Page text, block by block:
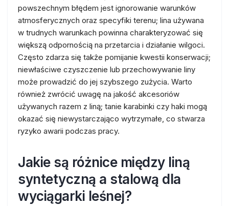
powszechnym błędem jest ignorowanie warunków
atmosferycznych oraz specyfiki terenu; lina używana
w trudnych warunkach powinna charakteryzować się
większą odpornością na przetarcia i działanie wilgoci.
Często zdarza się także pomijanie kwestii konserwacji;
niewłaściwe czyszczenie lub przechowywanie liny
może prowadzić do jej szybszego zużycia. Warto
również zwrócić uwagę na jakość akcesoriów
używanych razem z liną; tanie karabinki czy haki mogą
okazać się niewystarczająco wytrzymałe, co stwarza
ryzyko awarii podczas pracy.
Jakie są różnice między liną
syntetyczną a stalową dla
wyciągarki leśnej?